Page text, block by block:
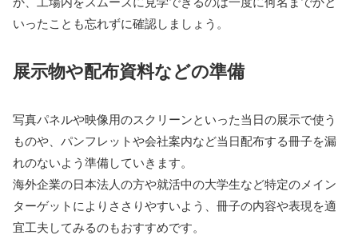
いったことも忘れずに確認しましょう。
展示物や配布資料などの準備
写真パネルや映像用のスクリーンといった当日の展示で使う
ものや、パンフレットや会社案内など当日配布する冊子を漏
れのないよう準備していきます。
海外企業の日本法人の方や就活中の大学生など特定のメイン
ターゲットによりささりやすいよう、冊子の内容や表現を適
宜工夫してみるのもおすすめです。